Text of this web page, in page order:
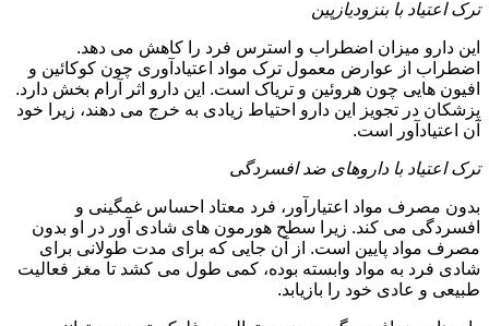
ترک اعتیاد با بنزودیازپین
این دارو میزان اضطراب و استرس فرد را کاهش می دهد.
اضطراب از عوارض معمول ترک مواد اعتیادآوری چون کوکائین و
افیون هایی چون هروئین و تریاک است. این دارو اثر آرام بخش دارد.
پزشکان در تجویز این دارو احتیاط زیادی به خرج می دهند، زیرا خود
آن اعتیادآور است.
ترک اعتیاد با داروهای ضد افسردگی
بدون مصرف مواد اعتیارآور، فرد معتاد احساس غمگینی و
افسردگی می کند. زیرا سطح هورمون های شادی آور در او بدون
مصرف مواد پایین است. از آن جایی که برای مدت طولانی برای
شادی فرد به مواد وابسته بوده، کمی طول می کشد تا مغز فعالیت
طبیعی و عادی خود را بازیابد.